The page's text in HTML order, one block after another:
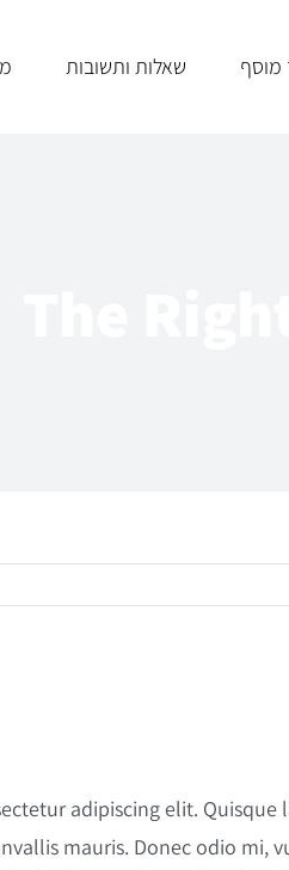
אנושי
מוסף שאלות ותשובות
adipiscing elit.
mauris. Donec odio